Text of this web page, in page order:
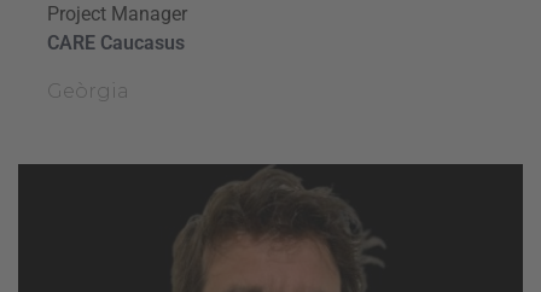
Project Manager
CARE Caucasus
Geòrgia